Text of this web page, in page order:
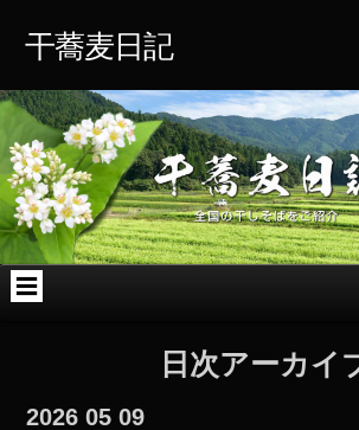
ツ
へ
ス
キ
ッ
プ
干蕎麦日記
日次アーカイ
2026 05 09